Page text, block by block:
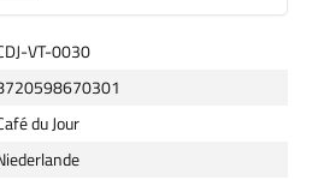
VT-0030
du Jour